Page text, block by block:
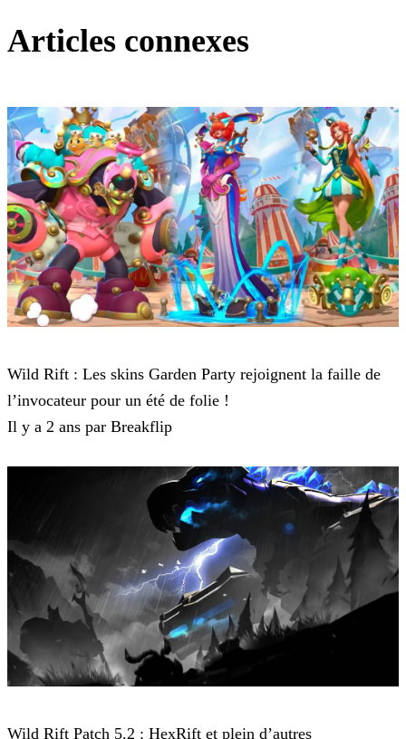
Articles connexes
Wild Rift : Les skins Garden Party rejoignent la faille de
l’invocateur pour un été de folie !
Il y a 2 ans par Breakflip
Wild Rift Patch 5.2 : HexRift et plein d’autres